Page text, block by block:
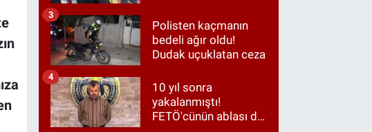
Polisten kaçmanın
bedeli ağır oldu!
Dudak uçuklatan ceza
3
10 yıl sonra
yakalanmıştı!
FETÖ'cünün ablası da
4